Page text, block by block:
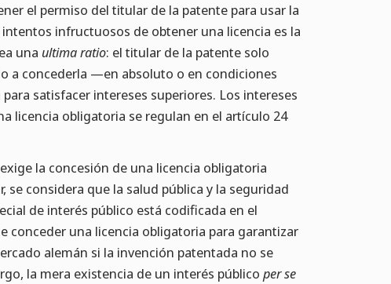
el permiso del titular de la patente para usar la
infructuosos de obtener una licencia es la
una ultima ratio: el titular de la patente solo
a concederla —en absoluto o en condiciones
satisfacer intereses superiores. Los intereses
licencia obligatoria se regulan en el artículo 24
la concesión de una licencia obligatoria
se considera que la salud pública y la seguridad
de interés público está codificada en el
conceder una licencia obligatoria para garantizar
alemán si la invención patentada no se
la mera existencia de un interés público per se